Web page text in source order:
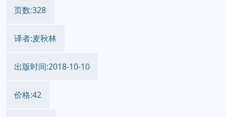
页数:328
译者:麦秋林
出版时间:2018-10-10
价格:42